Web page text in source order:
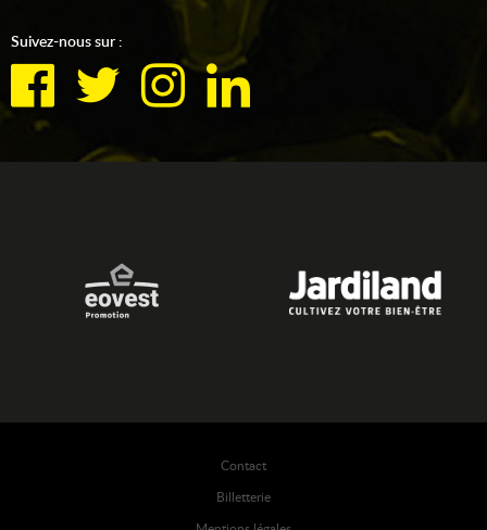
Suivez-nous sur :
Contact
Billetterie